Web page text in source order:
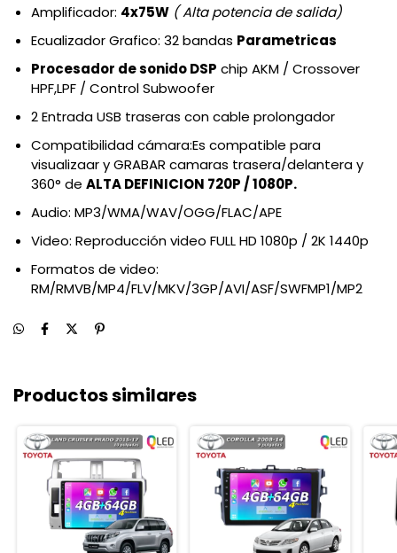
Amplificador: 4x75W ( Alta potencia de salida)
Ecualizador Grafico: 32 bandas Parametricas
Procesador de sonido DSP chip AKM / Crossover
HPF,LPF / Control Subwoofer
2 Entrada USB traseras con cable prolongador
Compatibilidad cámara:Es compatible para
visualizaar y GRABAR camaras trasera/delantera y
360° de ALTA DEFINICION 720P / 1080P.
Audio: MP3/WMA/WAV/OGG/FLAC/APE
Video: Reproducción video FULL HD 1080p / 2K 1440p
Formatos de video:
RM/RMVB/MP4/FLV/MKV/3GP/AVI/ASF/SWFMP1/MP2
Productos similares